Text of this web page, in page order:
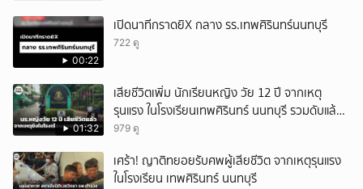
00:22
เปิดนาทีกราดยิX กลาง รร.เทพศิรินทร์นนทบุรี
722 ดู
01:32
เสียชีวิตเพิ่ม นักเรียนหญิง วัย 12 ปี จากเหตุ
รุนแรง ในโรงเรียนเทพศิรินทร์ นนทบุรี รวมดับแล้ว
9 ราย
979 ดู
เศร้า! ญาติทยอยรับศพผู้เสียชีวิต จากเหตุรุนแรง
ในโรงเรียน เทพศิรินทร์ นนทบุรี